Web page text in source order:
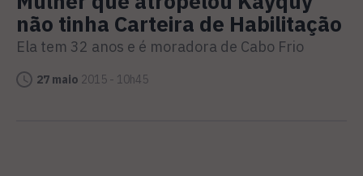
não tinha Carteira de Habilitação
Ela tem 32 anos e é moradora de Cabo Frio
27 maio 2015 - 10h45